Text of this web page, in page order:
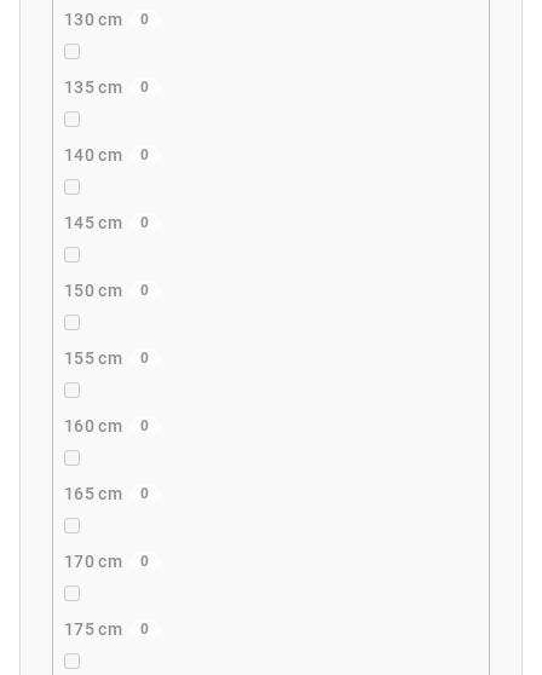
130 cm 0
135 cm 0
140 cm 0
145 cm 0
150 cm 0
155 cm 0
160 cm 0
165 cm 0
170 cm 0
175 cm 0